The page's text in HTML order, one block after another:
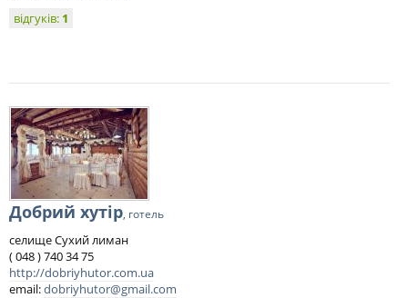
відгуків: 1
Добрий хутір, готель
селище Сухий лиман
( 048 ) 740 34 75
http://dobriyhutor.com.ua
email:dobriyhutor@gmail.com